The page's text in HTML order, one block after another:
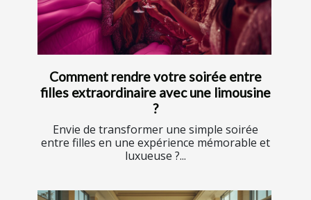
Comment rendre votre soirée entre
filles extraordinaire avec une limousine
?
Envie de transformer une simple soirée
entre filles en une expérience mémorable et
luxueuse ?...